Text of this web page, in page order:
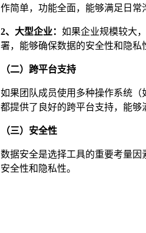
作简单，功能全面，能够满足日常
2、大型企业： 如果企业规模较大
署，能够确保数据的安全性和隐私
（二）跨平台支持
如果团队成员使用多种操作系统（
都提供了良好的跨平台支持，能够
（三）安全性
数据安全是选择工具的重要考量
安全性和隐私性。